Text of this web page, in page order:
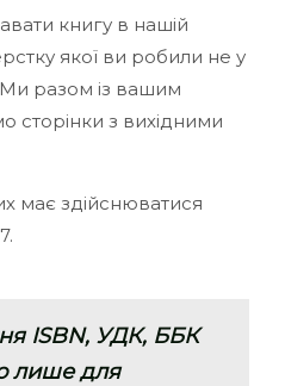
книгу в нашій
якої ви робили не у
Ми разом із вашим
сторінки з вихідними
має здійснюватися
ISBN, УДК, ББК
лише для